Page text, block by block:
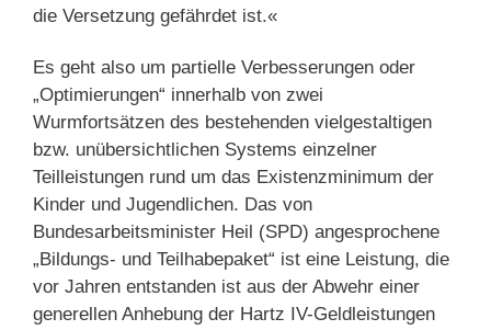
die Versetzung gefährdet ist.«
Es geht also um partielle Verbesserungen oder
„Optimierungen“ innerhalb von zwei
Wurmfortsätzen des bestehenden vielgestaltigen
bzw. unübersichtlichen Systems einzelner
Teilleistungen rund um das Existenzminimum der
Kinder und Jugendlichen. Das von
Bundesarbeitsminister Heil (SPD) angesprochene
„Bildungs- und Teilhabepaket“ ist eine Leistung, die
vor Jahren entstanden ist aus der Abwehr einer
generellen Anhebung der Hartz IV-Geldleistungen